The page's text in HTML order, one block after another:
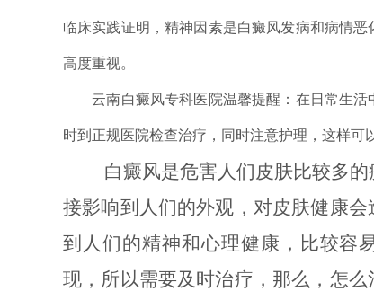
临床实践证明，精神因素是白癜风发病和病情
高度重视。
云南白癜风专科医院温馨提醒：在日常生活
时到正规医院检查治疗，同时注意护理，这样可
白癜风是危害人们皮肤比较多
接影响到人们的外观，对皮肤健康
到人们的精神和心理健康，比较容
现，所以需要及时治疗，那么，怎么